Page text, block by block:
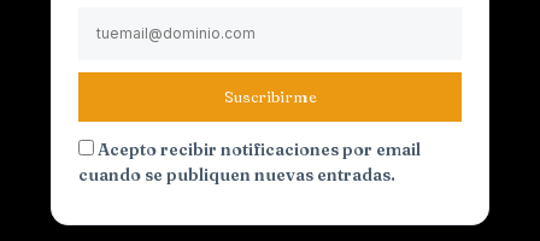
Suscribirme
Acepto recibir notificaciones por email
cuando se publiquen nuevas entradas.